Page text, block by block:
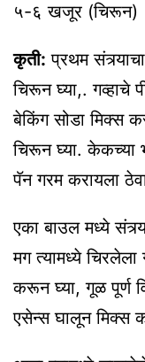
५-६ खजूर (चिरून)
कृती: प्रथम
चिरून घ्या,. गव्हाचे
बेकिंग सोडा मिक्स
चिरून घ्या. केकच्या
पॅन गरम करायला
एका बाउल मध्ये
मग त्यामध्ये
करून घ्या, गूळ पूर्ण
एसेन्स घालून मिक्स